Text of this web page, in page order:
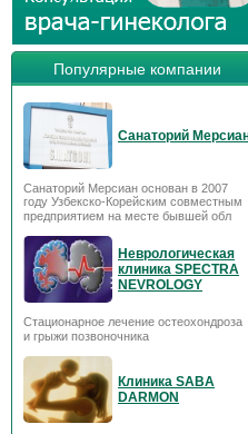
Популярные компании
Санаторий
Санаторий Мерсиан основан в 2007
году Узбекско-Корейским совместным
предприятием на месте бывшей обл
Неврологическая
клиника SPECTRA
NEVROLOGY
Стационарное лечение остеохондроза
и грыжи позвоночника
Клиника SABA
DARMON